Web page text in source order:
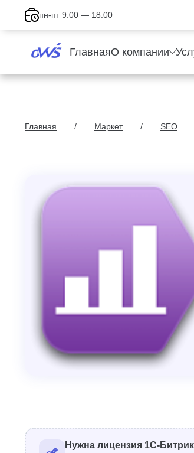
пн-пт 9:00 — 18:00
ГлавнаяО компании
Главная Маркет SEO
Нужна лицензия 1С-